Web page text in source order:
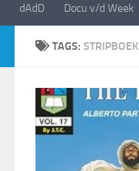
dAdD Docu v/d Week
TAGS: STRIPBOEK